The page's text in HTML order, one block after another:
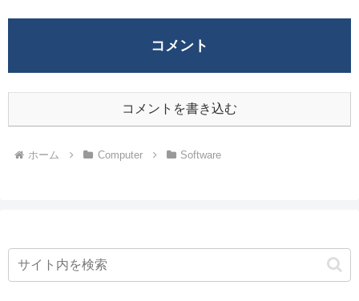
コメント
コメントを書き込む
ホーム Computer Software